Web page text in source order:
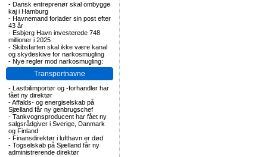
- Dansk entreprenør skal ombygge
kaj i Hamburg
- Havnemand forlader sin post efter
43 år
- Esbjerg Havn investerede 748
millioner i 2025
- Skibsfarten skal ikke være kanal
og skydeskive for narkosmugling
- Nye regler mod narkosmugling:
Transportnavne
- Lastbilimportør og -forhandler har
fået ny direktør
-Affalds- og energiselskab på
Sjælland får ny genbrugschef
- Tankvognsproducent har fået ny
salgsrådgiver i Sverige, Danmark
og Finland
- Finansdirektør i lufthavn er død
- Togselskab på Sjælland får ny
administrerende direktør